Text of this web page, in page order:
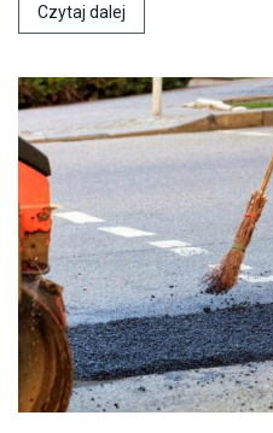
Czytaj dalej